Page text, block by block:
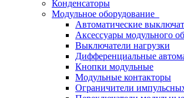
Конденсаторы
Модульное оборудование
Автоматические
Аксессуары модульного
Выключатели нагрузки
Дифференциальные
Кнопки модульные
Модульные контакторы
Ограничители